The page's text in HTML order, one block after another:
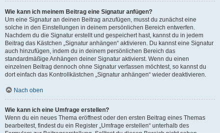
Wie kann ich meinem Beitrag eine Signatur anfügen?
Um eine Signatur an deinen Beitrag anzufügen, musst du zunächst eine
solche in den Einstellungen in deinem persönlichen Bereich entwerfen.
Nachdem du die Signatur erstellt und gespeichert hast, kannst du in jedem
Beitrag das Kästchen „Signatur anhängen“ aktivieren. Du kannst eine Signatur
auch hinzufügen, indem du in deinem persönlichen Bereich das
standardmäßige Anhängen deiner Signatur aktivierst. Wenn du einen
einzelnen Beitrag dennoch ohne Signatur verfassen möchtest, so kannst du
dort einfach das Kontrollkästchen „Signatur anhängen“ wieder deaktivieren.
Nach oben
Wie kann ich eine Umfrage erstellen?
Wenn du ein neues Thema eröffnest oder den ersten Beitrag eines Themas
bearbeitest, findest du ein Register „Umfrage erstellen“ unterhalb des